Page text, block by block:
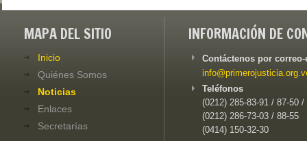
MAPA DEL SITIO
Inicio
Quiénes Somos
Noticias
Enlaces
Secretarías
INFORMACIÓN DE
Contáctenos por
Teléfonos
(0212) 285-83-91 / 87-50 /
(0212) 286-73-03 / 88-55
(0414) 150-32-30